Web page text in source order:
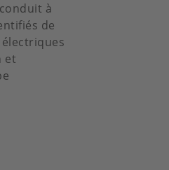
à
de
et